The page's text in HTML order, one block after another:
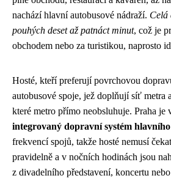
nachází hlavní autobusové nádraží. Celá
pouhých deset až patnáct minut, což je
obchodem nebo za turistikou, naprosto
Hosté, kteří preferují povrchovou
autobusové spoje, jež doplňují síť metra
které metro přímo neobsluhuje. Praha
integrovaný dopravní systém hlavního
frekvencí spojů, takže hosté nemusí
pravidelně a v nočních hodinách jsou
z divadelního představení, koncertu